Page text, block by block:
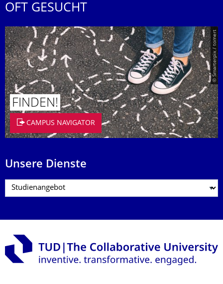
OFT GESUCHT
© Smarterpix / tomert
FINDEN!
CAMPUS NAVIGATOR
Unsere Dienste